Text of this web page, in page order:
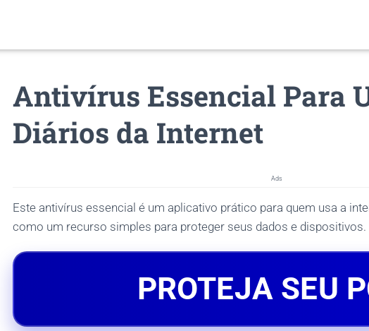
Antivírus Essencial Para
Diários da Internet
Ads
Este antivírus essencial é um aplicativo prático para quem usa a
como um recurso simples para proteger seus dados e dispositivos.
PROTEJA SEU